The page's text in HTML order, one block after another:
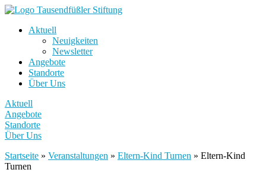
Aktuell
Neuigkeiten
Newsletter
Angebote
Standorte
Über Uns
Aktuell
Angebote
Standorte
Über Uns
Startseite » Veranstaltungen » Eltern-Kind Turnen » Eltern-Kind
Turnen